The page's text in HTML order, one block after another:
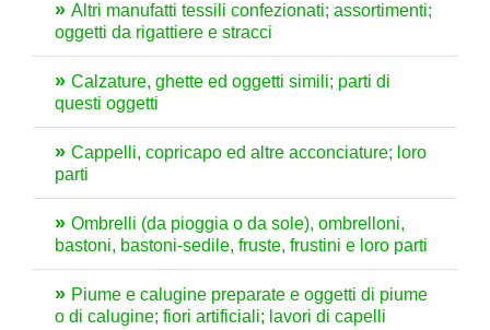
Altri manufatti tessili confezionati; assortimenti;
oggetti da rigattiere e stracci
Calzature, ghette ed oggetti simili; parti di
questi oggetti
Cappelli, copricapo ed altre acconciature; loro
parti
Ombrelli (da pioggia o da sole), ombrelloni,
bastoni, bastoni-sedile, fruste, frustini e loro parti
Piume e calugine preparate e oggetti di piume
o di calugine; fiori artificiali; lavori di capelli